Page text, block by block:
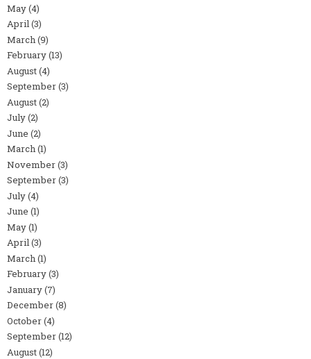
May(4)
April(3)
March(9)
February(13)
August(4)
September(3)
August(2)
July(2)
June (2)
March(1)
November(3)
September(3)
July(4)
June (1)
May(1)
April(3)
March(1)
February(3)
January(7)
December(8)
October(4)
September(12)
August(12)